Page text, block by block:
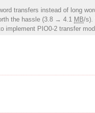
transfers instead of long
the hassle (3.8 → 4.1 MB/s).
implement PIO0-2 transfer